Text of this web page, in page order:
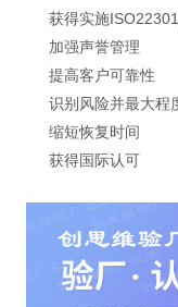
获得实施ISO22301
加强声誉管理
提高客户可靠性
识别风险并最大程
缩短恢复时间
获得国际认可